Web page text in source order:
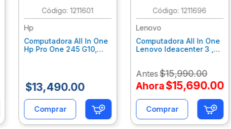
:1211601
Hp
Computadora All In One
Hp Pro One 245 G10,
9P7K5La
$13,490.00
Comprar
:1211696
Lenovo
Computadora All In One
Lenovo Ideacenter 3 ,
Fhd, Win11 Home
F0G1014Nld
Antes$15,990.00
Ahora$15,690.00
Comprar